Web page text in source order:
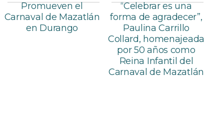
Promueven el
Carnaval de Mazatlán
en Durango
“Celebrar es una
forma de agradecer”,
Paulina Carrillo
Collard, homenajeada
por 50 años como
Reina Infantil del
Carnaval de Mazatlán